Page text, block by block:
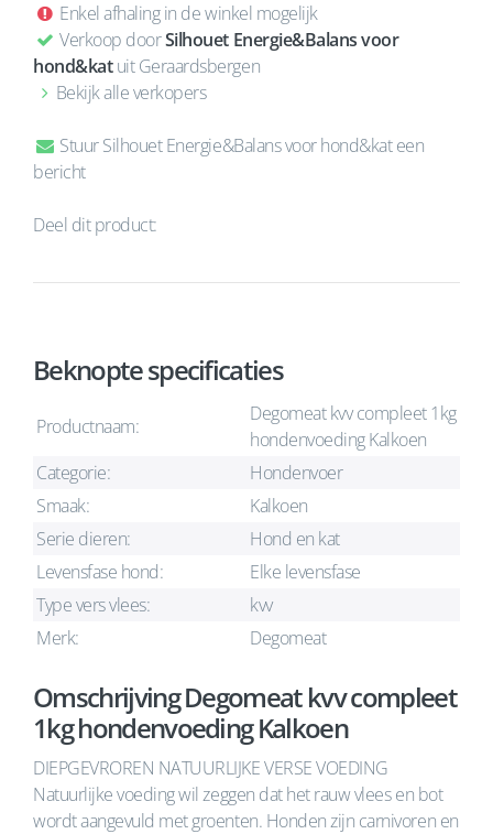
Enkel afhaling in de winkel mogelijk
Verkoop doorSilhouet Energie&Balans voor
hond&katuit Geraardsbergen
Bekijk alle verkopers
Stuur Silhouet Energie&Balans voor hond&kat een
bericht
Deel dit product:
Beknopte specificaties
Productnaam:
Degomeat kvv compleet 1kg
hondenvoeding Kalkoen
Categorie:
Hondenvoer
Smaak:
Kalkoen
Serie dieren:
Hond en kat
Levensfase hond:
Elke levensfase
Type vers vlees:
kvv
Merk:
Degomeat
Omschrijving Degomeat kvv compleet
1kg hondenvoeding Kalkoen
DIEPGEVROREN NATUURLIJKE VERSE VOEDING
Natuurlijke voeding wil zeggen dat het rauw vlees en bot
wordt aangevuld met groenten. Honden zijn carnivoren en